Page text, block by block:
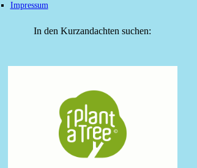
Impressum
In den Kurzandachten suchen: